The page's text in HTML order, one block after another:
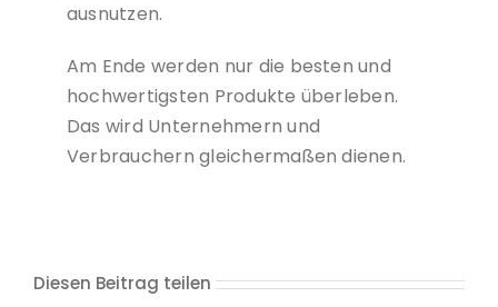
ausnutzen.
Am Ende werden nur die besten und
hochwertigsten Produkte überleben.
Das wird Unternehmern und
Verbrauchern gleichermaßen dienen.
Diesen Beitrag teilen